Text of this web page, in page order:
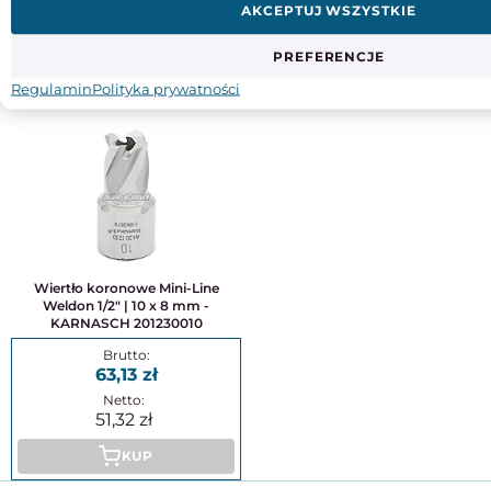
87,51 90,58
Wiertło koronowe Mini-Line
Weldon 1/2" | 10 x 8 mm -
KARNASCH 201230010
63,13
51,32
KUP
PREFERENCJE
AKCEPTUJ WSZYSTKIE
RegulaminPolityka prywatności